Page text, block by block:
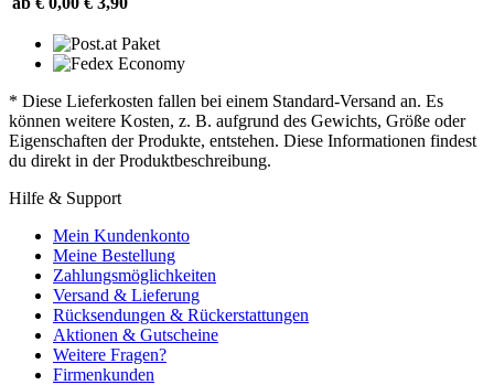
* Diese Lieferkosten fallen bei einem Standard-Versand an. Es
können weitere Kosten, z. B. aufgrund des Gewichts, Größe oder
Eigenschaften der Produkte, entstehen. Diese Informationen findest
du direkt in der Produktbeschreibung.
Hilfe & Support
Mein Kundenkonto
Meine Bestellung
Zahlungsmöglichkeiten
Versand & Lieferung
Rücksendungen & Rückerstattungen
Aktionen & Gutscheine
Weitere Fragen?
Firmenkunden